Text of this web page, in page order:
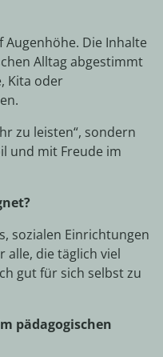
Die Inhalte
Alltag abgestimmt
Kita oder
zu leisten“, sondern
und mit Freude im
sozialen Einrichtungen
alle, die täglich viel
gut für sich selbst zu
pädagogischen